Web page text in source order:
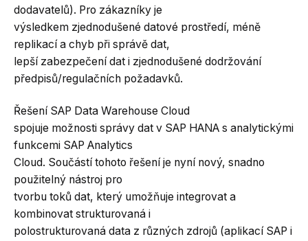
dodavatelů). Pro zákazníky je
výsledkem zjednodušené datové prostředí, méně
replikací a chyb při správě dat,
lepší zabezpečení dat i zjednodušené dodržování
předpisů/regulačních požadavků.
Řešení SAP Data Warehouse Cloud
spojuje možnosti správy dat v SAP HANA s analytickými
funkcemi SAP Analytics
Cloud. Součástí tohoto řešení je nyní nový, snadno
použitelný nástroj pro
tvorbu toků dat, který umožňuje integrovat a
kombinovat strukturovaná i
polostrukturovaná data z různých zdrojů (aplikací SAP i